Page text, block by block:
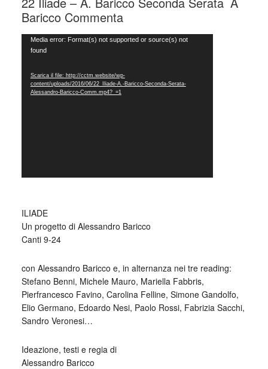
Baricco Commenta
Video
Player
Media error: Format(s) not supported or source(s) not
found
Scarica il file: http://cctm.website/wp-
content/uploads/2016/06/22_Iliade-A.-Baricco-Seconda-Serata-
Alessandro-Baricco-Comm.mp4?_=1
ILIADE
Un progetto di Alessandro Baricco
Canti 9-24
con Alessandro Baricco e, in alternanza nei tre reading:
Stefano Benni, Michele Mauro, Mariella Fabbris,
Pierfrancesco Favino, Carolina Felline, Simone Gandolfo,
Elio Germano, Edoardo Nesi, Paolo Rossi, Fabrizia Sacchi,
Sandro Veronesi…
Ideazione, testi e regia di
Alessandro Baricco